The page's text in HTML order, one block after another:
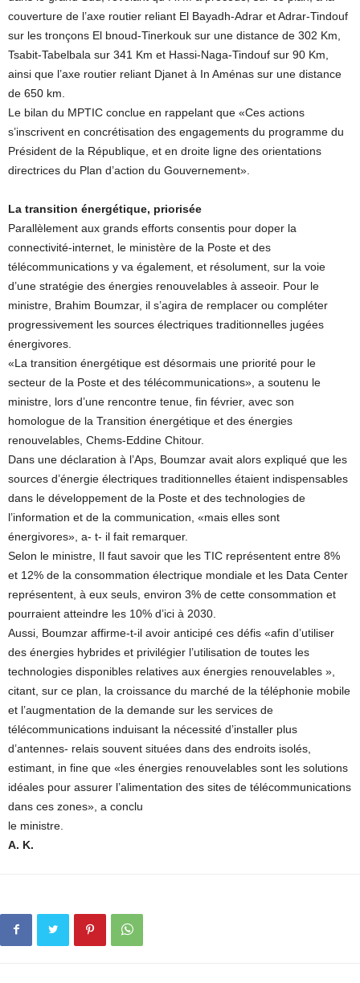
couverture de l’axe routier reliant El Bayadh-Adrar et Adrar-Tindouf
sur les tronçons El bnoud-Tinerkouk sur une distance de 302 Km,
Tsabit-Tabelbala sur 341 Km et Hassi-Naga-Tindouf sur 90 Km,
ainsi que l’axe routier reliant Djanet à In Aménas sur une distance
de 650 km.
Le bilan du MPTIC conclue en rappelant que «Ces actions
s’inscrivent en concrétisation des engagements du programme du
Président de la République, et en droite ligne des orientations
directrices du Plan d’action du Gouvernement».
La transition énergétique, priorisée
Parallèlement aux grands efforts consentis pour doper la
connectivité-internet, le ministère de la Poste et des
télécommunications y va également, et résolument, sur la voie
d’une stratégie des énergies renouvelables à asseoir. Pour le
ministre, Brahim Boumzar, il s’agira de remplacer ou compléter
progressivement les sources électriques traditionnelles jugées
énergivores.
«La transition énergétique est désormais une priorité pour le
secteur de la Poste et des télécommunications», a soutenu le
ministre, lors d’une rencontre tenue, fin février, avec son
homologue de la Transition énergétique et des énergies
renouvelables, Chems-Eddine Chitour.
Dans une déclaration à l’Aps, Boumzar avait alors expliqué que les
sources d’énergie électriques traditionnelles étaient indispensables
dans le développement de la Poste et des technologies de
l’information et de la communication, «mais elles sont
énergivores», a- t- il fait remarquer.
Selon le ministre, Il faut savoir que les TIC représentent entre 8%
et 12% de la consommation électrique mondiale et les Data Center
représentent, à eux seuls, environ 3% de cette consommation et
pourraient atteindre les 10% d’ici à 2030.
Aussi, Boumzar affirme-t-il avoir anticipé ces défis «afin d’utiliser
des énergies hybrides et privilégier l’utilisation de toutes les
technologies disponibles relatives aux énergies renouvelables »,
citant, sur ce plan, la croissance du marché de la téléphonie mobile
et l’augmentation de la demande sur les services de
télécommunications induisant la nécessité d’installer plus
d’antennes- relais souvent situées dans des endroits isolés,
estimant, in fine que «les énergies renouvelables sont les solutions
idéales pour assurer l’alimentation des sites de télécommunications
dans ces zones», a conclu
le ministre.
A. K.